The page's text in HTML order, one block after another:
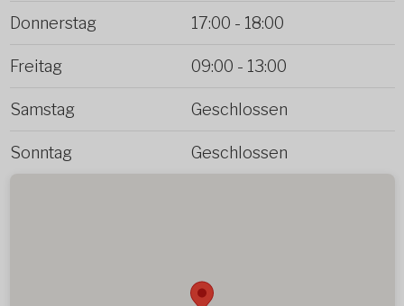
Donnerstag 17:00 - 18:00
Freitag 09:00 - 13:00
Samstag Geschlossen
Sonntag Geschlossen